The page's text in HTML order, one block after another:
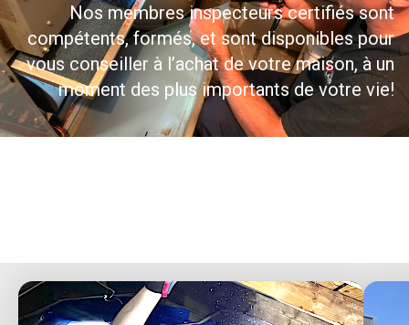
Nos membres inspecteurs certifiés sont
compétents, formés, et sont disponibles pour
vous conseiller à l’achat de votre maison, à un
moment des plus importants de votre vie!